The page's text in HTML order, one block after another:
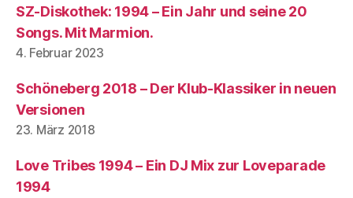
SZ-Diskothek: 1994 – Ein Jahr und seine 20
Songs. Mit Marmion.
4. Februar 2023
Schöneberg 2018 – Der Klub-Klassiker in neuen
Versionen
23. März 2018
Love Tribes 1994 – Ein DJ Mix zur Loveparade
1994